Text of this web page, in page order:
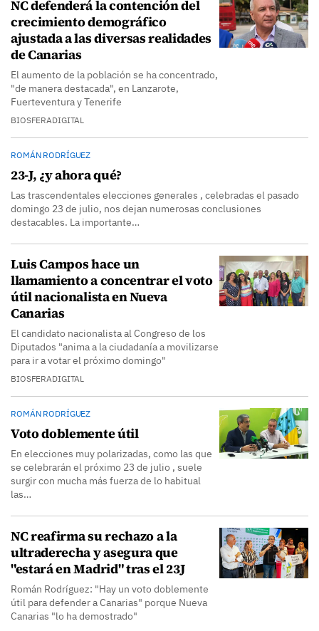
NC defenderá la contención del
crecimiento demográfico
ajustada a las diversas realidades
de Canarias
El aumento de la población se ha concentrado,
"de manera destacada", en Lanzarote,
Fuerteventura y Tenerife
BIOSFERADIGITAL
ROMÁN RODRÍGUEZ
23-J, ¿y ahora qué?
Las trascendentales elecciones generales , celebradas el pasado
domingo 23 de julio, nos dejan numerosas conclusiones
destacables. La importante…
Luis Campos hace un
llamamiento a concentrar el voto
útil nacionalista en Nueva
Canarias
El candidato nacionalista al Congreso de los
Diputados "anima a la ciudadanía a movilizarse
para ir a votar el próximo domingo"
BIOSFERADIGITAL
ROMÁN RODRÍGUEZ
Voto doblemente útil
En elecciones muy polarizadas, como las que
se celebrarán el próximo 23 de julio , suele
surgir con mucha más fuerza de lo habitual
las…
NC reafirma su rechazo a la
ultraderecha y asegura que
"estará en Madrid" tras el 23J
Román Rodríguez: "Hay un voto doblemente
útil para defender a Canarias" porque Nueva
Canarias "lo ha demostrado"